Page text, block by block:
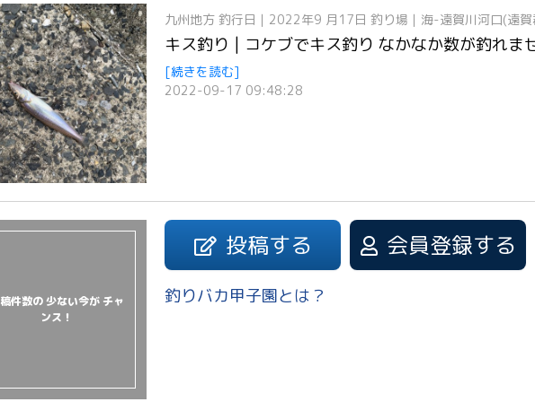
九州地方 釣行日｜2022年9 月17日 釣り場｜海-遠賀川河口(遠賀
キス釣り | コケブでキス釣り なかなか数が釣れま
[続きを読む]
2022-09-17 09:48:28
件数の 少ない今が チャ
ンス！
投稿する 会員登録する
釣りバカ甲子園とは？